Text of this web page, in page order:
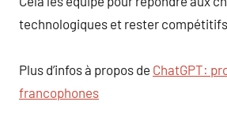
technologiques et rester
Plus d’infos à propos de ChatGPT:
francophones